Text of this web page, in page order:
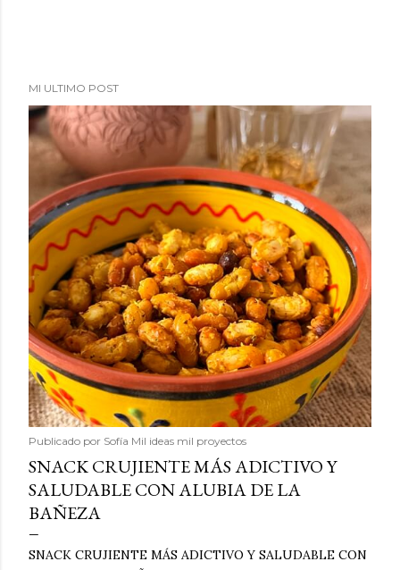
MI ULTIMO POST
Publicado por Sofía Mil ideas mil proyectos
SNACK CRUJIENTE MÁS ADICTIVO Y
SALUDABLE CON ALUBIA DE LA
BAÑEZA
SNACK CRUJIENTE MÁS ADICTIVO Y SALUDABLE CON